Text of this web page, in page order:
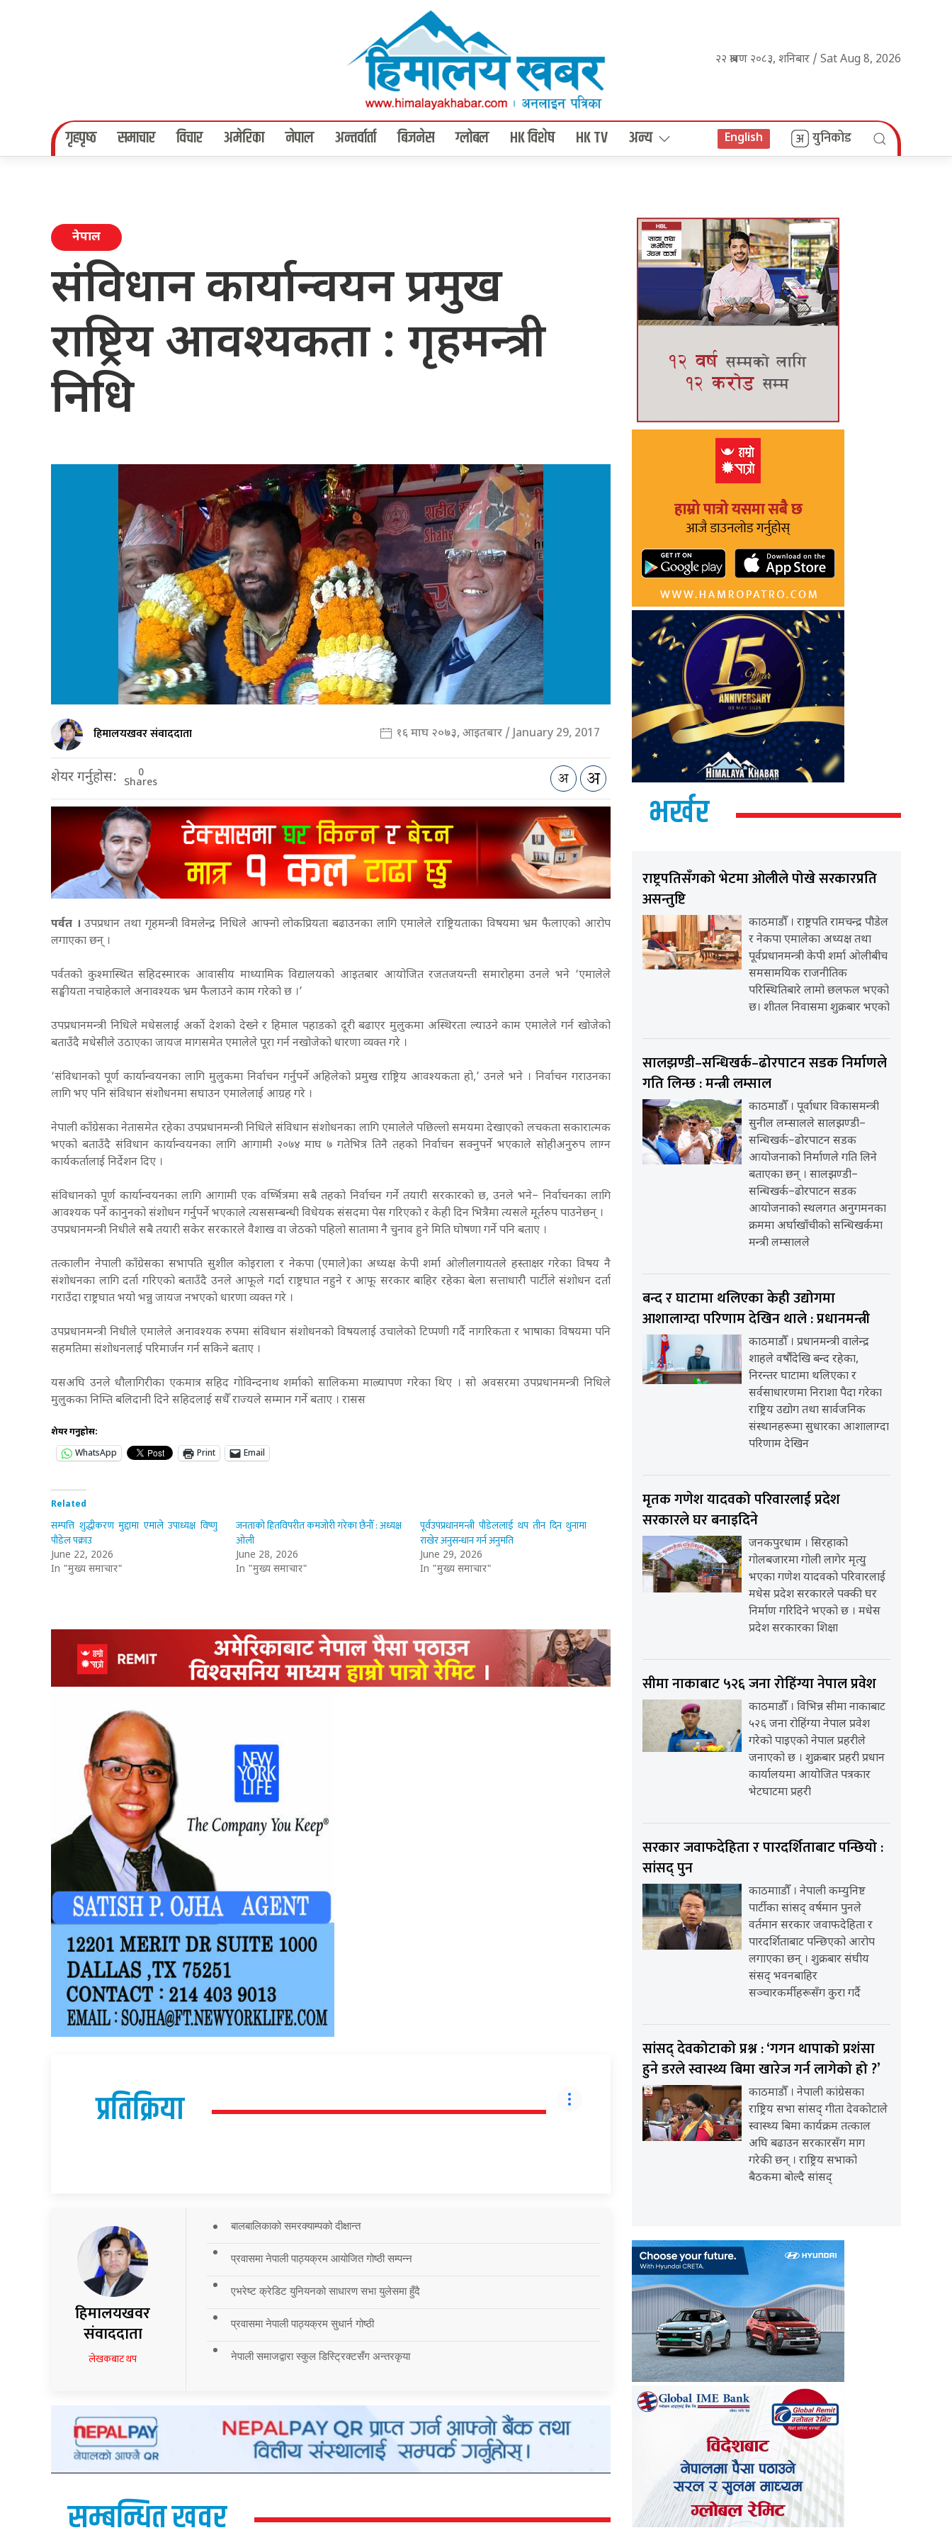
२२ श्रावण २०८३, शनिबार / Sat Aug 8, 2026
गृहपृष्‍ठ समाचार विचार अमेरिका नेपाल अन्तर्वार्ता बिजनेस ग्लोबल HK विशेष HK TV अन्य English युनिकोड
नेपाल
संविधान कार्यान्वयन प्रमुख
राष्ट्रिय आवश्यकता : गृहमन्त्री
निधि
हिमालयखवर संवाददाता १६ माघ २०७३, आइतबार / January 29, 2017
शेयर गर्नुहोस: 0
Shares
पर्वत ।उपप्रधान तथा गृहमन्त्री विमलेन्द्र निधिले आफ्नो लोकप्रियता बढाउनका लागि एमालेले राष्ट्रियताका विषयमा भ्रम फैलाएको आरोप
लगाएका छन् ।
पर्वतको कुश्मास्थित सहिदस्मारक आवासीय माध्यामिक विद्यालयको आइतबार आयोजित रजतजयन्ती समारोहमा उनले भने ‘एमालेले
सङ्घीयता नचाहेकाले अनावश्यक भ्रम फैलाउने काम गरेको छ ।’
उपप्रधानमन्त्री निधिले मधेसलाई अर्को देशको देख्ने र हिमाल पहाडको दूरी बढाएर मुलुकमा अस्थिरता ल्याउने काम एमालेले गर्न खोजेको
बताउँदै मधेसीले उठाएका जायज मागसमेत एमालेले पूरा गर्न नखोजेको धारणा व्यक्त गरे ।
‘संविधानको पूर्ण कार्यान्वयनका लागि मुलुकमा निर्वाचन गर्नुपर्ने अहिलेको प्रमुख राष्ट्रिय आवश्यकता हो,’ उनले भने । निर्वाचन गराउनका
लागि भए पनि संविधान संशोेधनमा सघाउन एमालेलाई आग्रह गरे ।
नेपाली काँग्रेसका नेतासमेत रहेका उपप्रधानमन्त्री निधिले संविधान संशोधनका लागि एमालेले पछिल्लो समयमा देखाएको लचकता सकारात्मक
भएको बताउँदै संविधान कार्यान्वयनका लागि आगामी २०७४ माघ ७ गतेभित्र तिनै तहको निर्वाचन सक्नुपर्ने भएकाले सोहीअनुरुप लाग्न
कार्यकर्तालाई निर्देशन दिए ।
संविधानको पूर्ण कार्यान्वयनका लागि आगामी एक वर्ष्भित्रमा सबै तहको निर्वाचन गर्ने तयारी सरकारको छ, उनले भने– निर्वाचनका लागि
आवश्यक पर्ने कानुनको संशोधन गर्नुपर्ने भएकाले त्यससम्बन्धी विधेयक संसदमा पेस गरिएको र केही दिन भित्रैमा त्यसले मूर्तरुप पाउनेछन् ।
उपप्रधानमन्त्री निधीले सबै तयारी सकेर सरकारले वैशाख वा जेठको पहिलो सातामा नै चुनाव हुने मिति घोषणा गर्ने पनि बताए ।
तत्कालीन नेपाली काँग्रेसका सभापति सुशील कोइराला र नेकपा (एमाले)का अध्यक्ष केपी शर्मा ओलीलगायतले हस्ताक्षर गरेका विषय नै
संशोधनका लागि दर्ता गरिएको बताउँदै उनले आफूले गर्दा राष्ट्रघात नहुने र आफू सरकार बाहिर रहेका बेला सत्ताधारीे पार्टीले संशोधन दर्ता
गराउँदा राष्ट्रघात भयो भन्नु जायज नभएको धारणा व्यक्त गरे ।
उपप्रधानमन्त्री निधीले एमालेले अनावश्यक रुपमा संविधान संशोधनको विषयलाई उचालेको टिप्पणी गर्दै नागरिकता र भाषाका विषयमा पनि
सहमतिमा संशोधनलाई परिमार्जन गर्न सकिने बताए ।
यसअघि उनले धौलागिरीका एकमात्र सहिद गोविन्दनाथ शर्माको सालिकमा माल्र्यापण गरेका थिए । सो अवसरमा उपप्रधानमन्त्री निधिले
मुलुकका निम्ति बलिदानी दिने सहिदलाई सधैँ राज्यले सम्मान गर्ने बताए । रासस
शेयर गर्नुहोस:
WhatsApp
Print Email
Related
सम्पत्ति शुद्धीकरण मुद्दामा एमाले उपाध्यक्ष विष्णु
पौडेल पक्राउ
June 22, 2026
In "मुख्य समाचार"
जनताको हितविपरीत कमजोरी गरेका छैनौँ : अध्यक्ष
ओली
June 28, 2026
In "मुख्य समाचार"
पूर्वउपप्रधानमन्त्री पौडेललाई थप तीन दिन थुनामा
राखेर अनुसन्धान गर्न अनुमति
June 29, 2026
In "मुख्य समाचार"
प्रतिक्रिया
हिमालयखवर
संवाददाता
लेखकबाट थप
बालबालिकाको समरक्याम्पको दीक्षान्त
प्रवासमा नेपाली पाठ्यक्रम आयोजित गोष्ठी सम्पन्न
एभरेष्ट क्रेडिट युनियनको साधारण सभा युलेसमा हुँदै
प्रवासमा नेपाली पाठ्यक्रम सुधार्न गोष्ठी
नेपाली समाजद्वारा स्कुल डिस्ट्रिक्टसँग अन्तरकृया
सम्बन्धित खवर
भर्खर
राष्ट्रपतिसँगको भेटमा ओलीले पोखे सरकारप्रति
असन्तुष्टि
काठमाडौँ । राष्ट्रपति रामचन्द्र पौडेल
र नेकपा एमालेका अध्यक्ष तथा
पूर्वप्रधानमन्त्री केपी शर्मा ओलीबीच
समसामयिक राजनीतिक
परिस्थितिबारे लामो छलफल भएको
छ। शीतल निवासमा शुक्रबार भएको
सालझण्डी–सन्धिखर्क–ढोरपाटन सडक निर्माणले
गति लिन्छ : मन्त्री लम्साल
काठमाडौँ । पूर्वाधार विकासमन्त्री
सुनील लम्सालले सालझण्डी–
सन्धिखर्क–ढोरपाटन सडक
आयोजनाको निर्माणले गति लिने
बताएका छन् । सालझण्डी–
सन्धिखर्क–ढोरपाटन सडक
आयोजनाको स्थलगत अनुगमनका
क्रममा अर्घाखाँचीको सन्धिखर्कमा
मन्त्री लम्सालले
बन्द र घाटामा थलिएका केही उद्योगमा
आशालाग्दा परिणाम देखिन थाले : प्रधानमन्त्री
काठमाडौँ । प्रधानमन्त्री वालेन्द्र
शाहले वर्षौंदेखि बन्द रहेका,
निरन्तर घाटामा थलिएका र
सर्वसाधारणमा निराशा पैदा गरेका
राष्ट्रिय उद्योग तथा सार्वजनिक
संस्थानहरूमा सुधारका आशालाग्दा
परिणाम देखिन
मृतक गणेश यादवको परिवारलाई प्रदेश
सरकारले घर बनाइदिने
जनकपुरधाम । सिरहाको
गोलबजारमा गोली लागेर मृत्यु
भएका गणेश यादवको परिवारलाई
मधेस प्रदेश सरकारले पक्की घर
निर्माण गरिदिने भएको छ । मधेस
प्रदेश सरकारका शिक्षा
सीमा नाकाबाट ५२६ जना रोहिंग्या नेपाल प्रवेश
काठमाडौँ । विभिन्न सीमा नाकाबाट
५२६ जना रोहिंग्या नेपाल प्रवेश
गरेको पाइएको नेपाल प्रहरीले
जनाएको छ । शुक्रबार प्रहरी प्रधान
कार्यालयमा आयोजित पत्रकार
भेटघाटमा प्रहरी
सरकार जवाफदेहिता र पारदर्शिताबाट पन्छियो :
सांसद् पुन
काठमााडौँ । नेपाली कम्युनिष्ट
पार्टीका सांसद् वर्षमान पुनले
वर्तमान सरकार जवाफदेहिता र
पारदर्शिताबाट पन्छिएको आरोप
लगाएका छन् । शुक्रबार संघीय
संसद् भवनबाहिर
सञ्चारकर्मीहरूसँग कुरा गर्दै
सांसद् देवकोटाको प्रश्न : ‘गगन थापाको प्रशंसा
हुने डरले स्वास्थ्य बिमा खारेज गर्न लागेको हो ?’
काठमाडौँ । नेपाली कांग्रेसका
राष्ट्रिय सभा सांसद् गीता देवकोटाले
स्वास्थ्य बिमा कार्यक्रम तत्काल
अघि बढाउन सरकारसँग माग
गरेकी छन् । राष्ट्रिय सभाको
बैठकमा बोल्दै सांसद्